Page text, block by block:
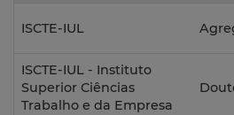
ISCTE-IUL
ISCTE-IUL - Instituto
Superior Ciências
Trabalho e da Empresa